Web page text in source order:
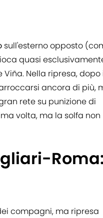
sull'esterno opposto
quasi
Nella ripresa, dopo
ancora di più,
rete su punizione di
volta, ma la solfa non
Roma:
compagni, ma ripresa